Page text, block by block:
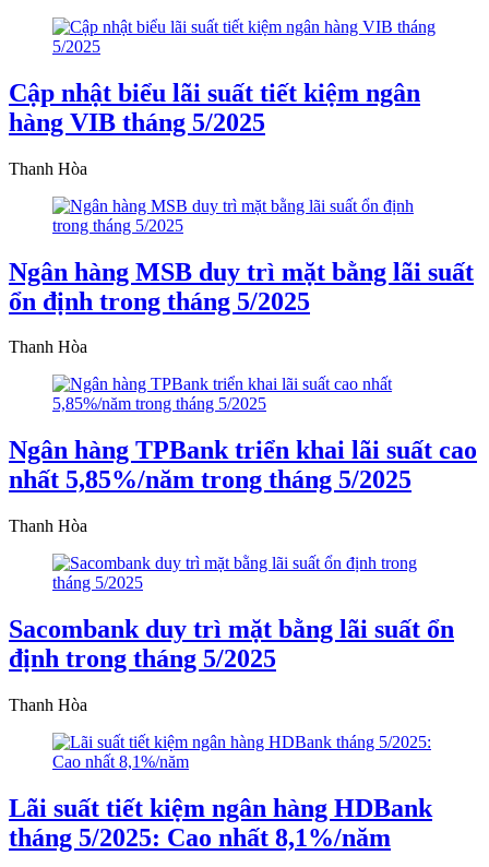
Cập nhật biểu lãi suất tiết kiệm ngân
hàng VIB tháng 5/2025
Thanh Hòa
Ngân hàng MSB duy trì mặt bằng lãi suất
ổn định trong tháng 5/2025
Thanh Hòa
Ngân hàng TPBank triển khai lãi suất cao
nhất 5,85%/năm trong tháng 5/2025
Thanh Hòa
Sacombank duy trì mặt bằng lãi suất ổn
định trong tháng 5/2025
Thanh Hòa
Lãi suất tiết kiệm ngân hàng HDBank
tháng 5/2025: Cao nhất 8,1%/năm